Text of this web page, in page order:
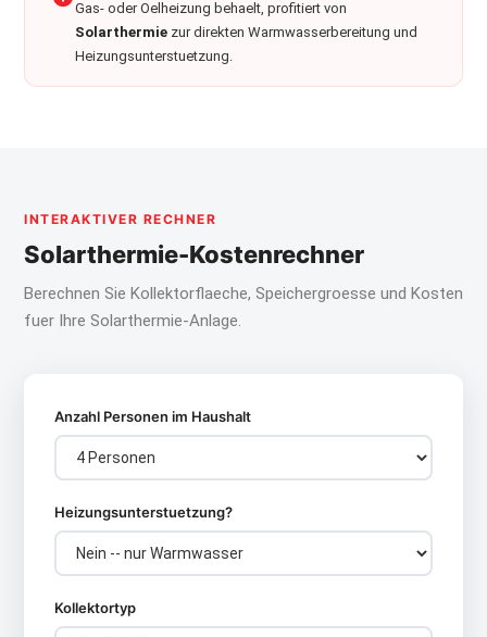
Gas- oder Oelheizung behaelt, profitiert von
Solarthermie zur direkten Warmwasserbereitung und
Heizungsunterstuetzung.
INTERAKTIVER RECHNER
Solarthermie-Kostenrechner
Berechnen Sie Kollektorflaeche, Speichergroesse und Kosten
fuer Ihre Solarthermie-Anlage.
Anzahl Personen im Haushalt
Heizungsunterstuetzung?
Kollektortyp